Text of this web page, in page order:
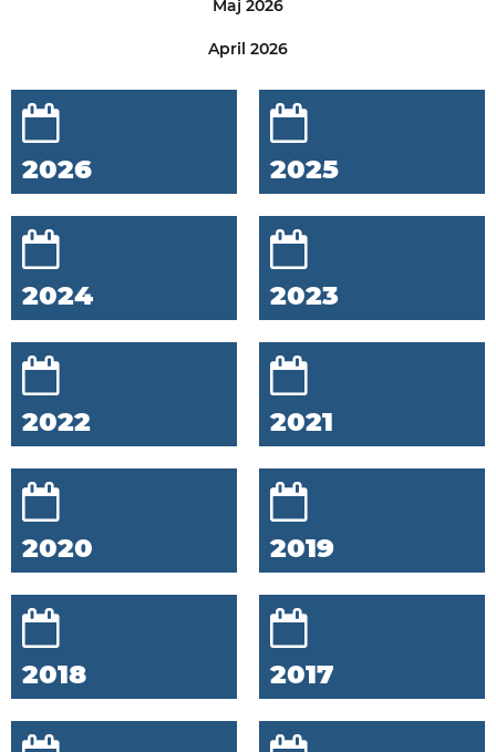
Maj 2026
April 2026
2026 2025
2024 2023
2022 2021
2020 2019
2018 2017